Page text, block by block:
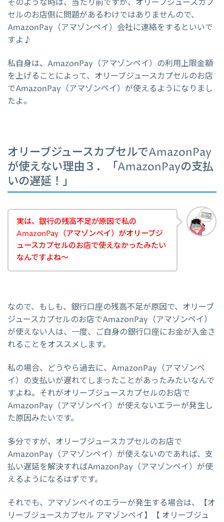
そのような時は、当たり前ですが、オリーブジュースカプ
セルのお店側に問題があるわけではありませんので、
AmazonPay（アマゾンペイ）会社に連絡をするといいで
すよ♪
私自身は、AmazonPay（アマゾンペイ）の利用上限金額
を上げることによって、オリーブジュースカプセルのお店
でAmazonPay（アマゾンペイ）が使えるようになりまし
たよ。
オリーブジュースカプセルでAmazonPay
が使えない理由３．「AmazonPayの支払
いの遅延！」
実は、銀行の残高不足が原因で私の
AmazonPay（アマゾンペイ）がオリーブジ
ュースカプセルのお店で使えなかったみたい
なんですよね～
なので、もしも、銀行口座の残高不足が原因で、オリーブ
ジュースカプセルのお店でAmazonPay（アマゾンペイ）
が使えない人は、一度、ご自身の銀行口座にお金が入金さ
れることをオススメします。
私の場合、どうやら過去に、AmazonPay（アマゾンペ
イ）の支払いが遅れてしまったことがあったみたいなんで
すよね。それがオリーブジュースカプセルのお店で
AmazonPay（アマゾンペイ）が使えないエラーが発生し
た原因みたいです。
多分ですが、オリーブジュースカプセルのお店で
AmazonPay（アマゾンペイ）が使えないのであれば、支
払い遅延を解決すればAmazonPay（アマゾンペイ）が使
えるようになるはずです。
それでも、アマゾンペイのエラーが発生する場合は、【オ
リーブジュースカプセル アマゾンペイ】【 オリーブジュ